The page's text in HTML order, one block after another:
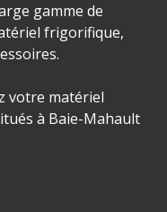
gamme de
frigorifique,
votre matériel
à Baie-Mahault